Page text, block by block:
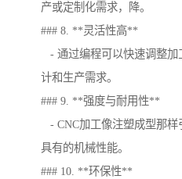
产或定制化需求，降。
### 8. **灵活性高**
- 通过编程可以快速调整加
计和生产需求。
### 9. **强度与耐用性**
- CNC加工像注塑成型那
具有的机械性能。
### 10. **环保性**